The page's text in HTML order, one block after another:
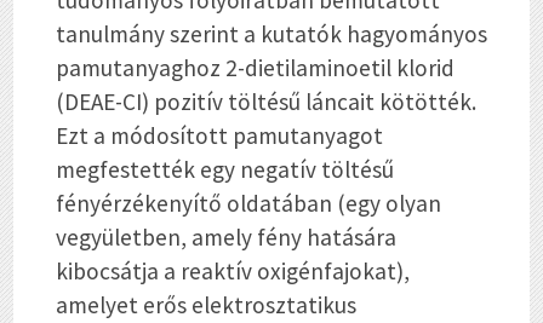
tanulmány szerint a kutatók hagyományos
pamutanyaghoz 2-dietilaminoetil klorid
(DEAE-CI) pozitív töltésű láncait kötötték.
Ezt a módosított pamutanyagot
megfestették egy negatív töltésű
fényérzékenyítő oldatában (egy olyan
vegyületben, amely fény hatására
kibocsátja a reaktív oxigénfajokat),
amelyet erős elektrosztatikus